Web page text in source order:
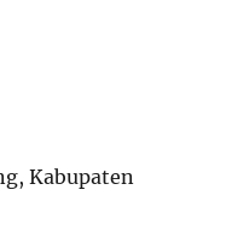
Kabupaten